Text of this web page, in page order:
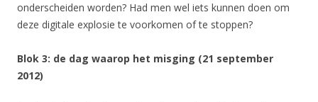
onderscheiden worden? Had men wel iets kunnen doen om
deze digitale explosie te voorkomen of te stoppen?
Blok 3: de dag waarop het misging (21 september
2012)